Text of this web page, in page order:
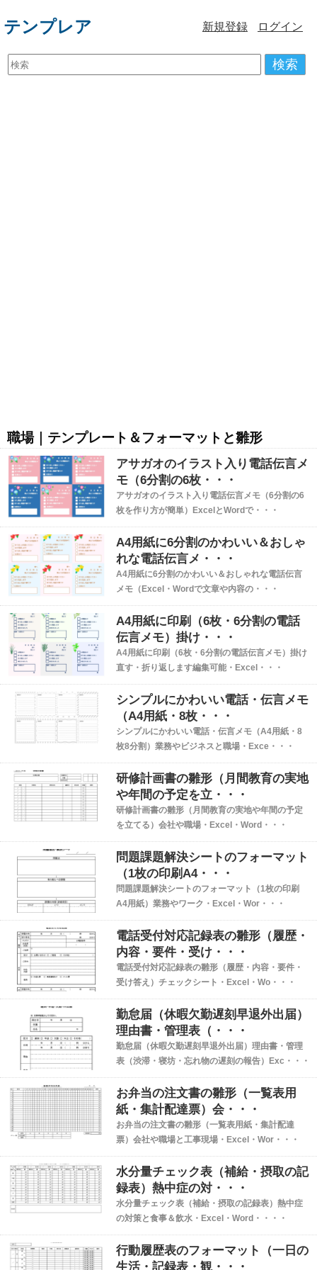
テンプレア 新規登録 ログイン
検索
職場｜テンプレート＆フォーマットと雛形
アサガオのイラスト入り電話伝言メ
モ（6分割の6枚・・・
アサガオのイラスト入り電話伝言メモ（6分割の6
枚を作り方が簡単）ExcelとWordで・・・
A4用紙に6分割のかわいい＆おしゃ
れな電話伝言メ・・・
A4用紙に6分割のかわいい＆おしゃれな電話伝言
メモ（Excel・Wordで文章や内容の・・・
A4用紙に印刷（6枚・6分割の電話
伝言メモ）掛け・・・
A4用紙に印刷（6枚・6分割の電話伝言メモ）掛け
直す・折り返します編集可能・Excel・・・
シンプルにかわいい電話・伝言メモ
（A4用紙・8枚・・・
シンプルにかわいい電話・伝言メモ（A4用紙・8
枚8分割）業務やビジネスと職場・Exce・・・
研修計画書の雛形（月間教育の実地
や年間の予定を立・・・
研修計画書の雛形（月間教育の実地や年間の予定
を立てる）会社や職場・Excel・Word・・・
問題課題解決シートのフォーマット
（1枚の印刷A4・・・
問題課題解決シートのフォーマット（1枚の印刷
A4用紙）業務やワーク・Excel・Wor・・・
電話受付対応記録表の雛形（履歴・
内容・要件・受け・・・
電話受付対応記録表の雛形（履歴・内容・要件・
受け答え）チェックシート・Excel・Wo・・・
勤怠届（休暇欠勤遅刻早退外出届）
理由書・管理表（・・・
勤怠届（休暇欠勤遅刻早退外出届）理由書・管理
表（渋滞・寝坊・忘れ物の遅刻の報告）Exc・・・
お弁当の注文書の雛形（一覧表用
紙・集計配達票）会・・・
お弁当の注文書の雛形（一覧表用紙・集計配達
票）会社や職場と工事現場・Excel・Wor・・・
水分量チェック表（補給・摂取の記
録表）熱中症の対・・・
水分量チェック表（補給・摂取の記録表）熱中症
の対策と食事＆飲水・Excel・Word・・・・
行動履歴表のフォーマット（一日の
生活・記録表・観・・・